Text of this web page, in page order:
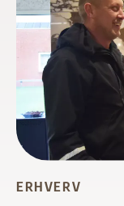
ERHVERV